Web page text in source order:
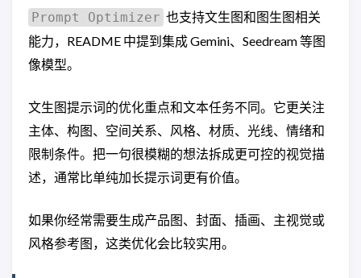
Prompt Optimizer 也支持文生图和图生图相关
能力，README 中提到集成 Gemini、Seedream 等图
像模型。
文生图提示词的优化重点和文本任务不同。它更关注
主体、构图、空间关系、风格、材质、光线、情绪和
限制条件。把一句很模糊的想法拆成更可控的视觉描
述，通常比单纯加长提示词更有价值。
如果你经常需要生成产品图、封面、插画、主视觉或
风格参考图，这类优化会比较实用。